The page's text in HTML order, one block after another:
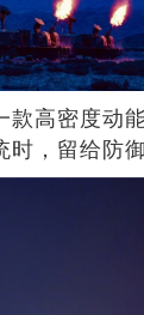
款高密度动
，留给防